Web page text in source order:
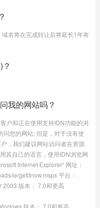
名将在完成转让后将延长1年有
我的网站吗？
户和正在使用支持IDN功能的浏
您的网站; 但是，对于没有使
，我们建议网站访问者在资源
其自己的语言，使用IDN浏览网
Internet Explorer“ 网址：
ie/getitnow.mspx 平台：
2003 版本： 7.0和更高
版本： 7.0和更高